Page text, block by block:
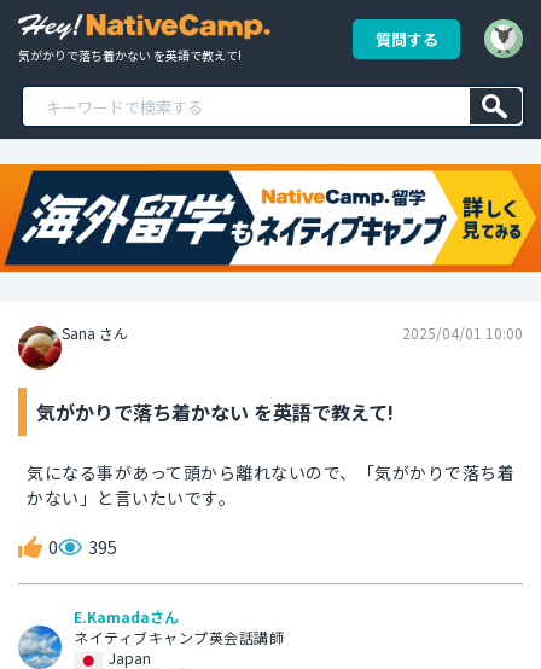
気がかりで落ち着かない を英語で教えて!
質問する
Sana さん 2025/04/01 10:00
気がかりで落ち着かない を英語で教えて!
気になる事があって頭から離れないので、「気がかりで落ち着
かない」と言いたいです。
0 395
E.Kamadaさん
ネイティブキャンプ英会話講師
Japan